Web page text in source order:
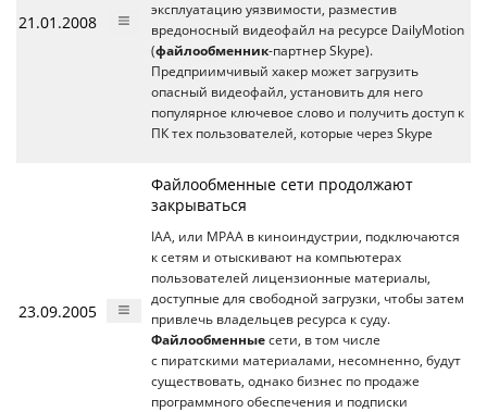
21.01.2008
эксплуатацию уязвимости, разместив
вредоносный видеофайл на ресурсе DailyMotion
(файлообменник-партнер Skype).
Предприимчивый хакер может загрузить
опасный видеофайл, установить для него
популярное ключевое слово и получить доступ к
ПК тех пользователей, которые через Skype
23.09.2005
Файлообменные сети продолжают
закрываться
IAA, или MPAA в киноиндустрии, подключаются
к сетям и отыскивают на компьютерах
пользователей лицензионные материалы,
доступные для свободной загрузки, чтобы затем
привлечь владельцев ресурса к суду.
Файлообменные сети, в том числе
с пиратскими материалами, несомненно, будут
существовать, однако бизнес по продаже
программного обеспечения и подписки